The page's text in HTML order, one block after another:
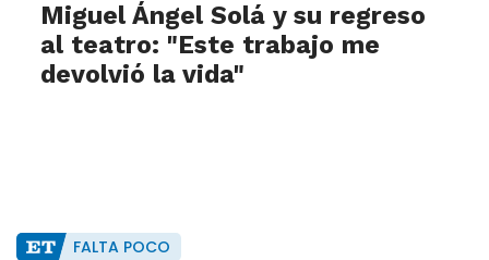
Miguel Ángel Solá y su regreso
al teatro: "Este trabajo me
devolvió la vida"
FALTA POCO